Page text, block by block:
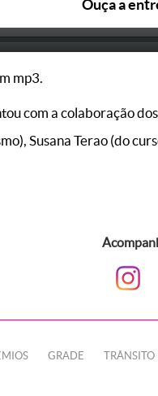
Ouça a
mp3.
com a colaboração
Susana Terao (do
GRADE TRÂNSITO